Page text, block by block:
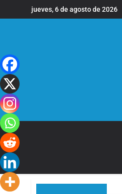
al
jueves, 6 de agosto de 2026